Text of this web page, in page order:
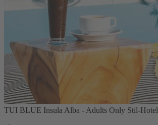
TUI BLUE Insula Alba - Adults Only Stil-Hotel